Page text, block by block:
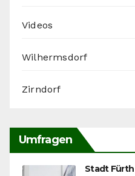
Videos
Wilhermsdorf
Zirndorf
Umfragen
Stadt